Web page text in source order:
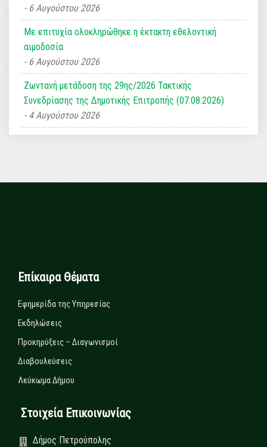
6 Αυγούστου 2026
Με επιτυχία ολοκληρώθηκε η έκτακτη εθελοντική
αιμοδοσία
6 Αυγούστου 2026
Ζωντανή μετάδοση της 29ης/2026 Τακτικής
Συνεδρίασης της Δημοτικής Επιτροπής (07.08.2026)
4 Αυγούστου 2026
Επίκαιρα Θέματα
Εφημερίδα της Υπηρεσίας
Εκδηλώσεις
Προκηρύξεις – Διαγωνισμοί
Διαβουλεύσεις
Λεύκωμα Δήμου
Στοιχεία Επικοινωνίας
Δήμος Πετρούπολης